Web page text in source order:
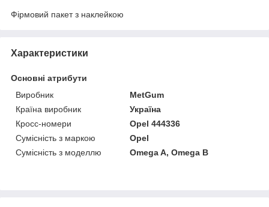
Фірмовий пакет з наклейкою
Характеристики
Основні атрибути
Виробник
MetGum
Країна виробник
Україна
Кросс-номери
Opel 444336
Сумісність з маркою
Opel
Сумісність з моделлю
Omega A, Omega B